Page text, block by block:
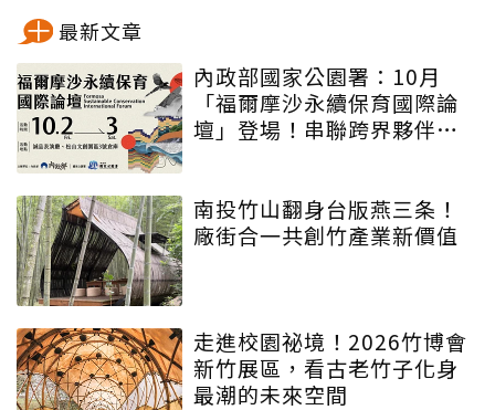
最新文章
內政部國家公園署：10月
「福爾摩沙永續保育國際論
壇」登場！串聯跨界夥伴與
南投竹山翻身台版燕三条！
廠街合一共創竹產業新價值
走進校園祕境！2026竹博會
新竹展區，看古老竹子化身
最潮的未來空間